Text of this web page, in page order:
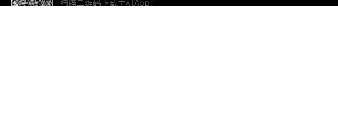
扫描二维码下载手机App！